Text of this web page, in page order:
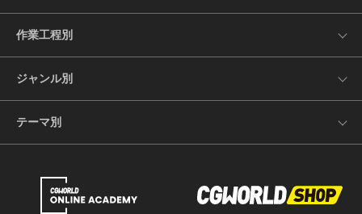
作業工程別
ジャンル別
テーマ別